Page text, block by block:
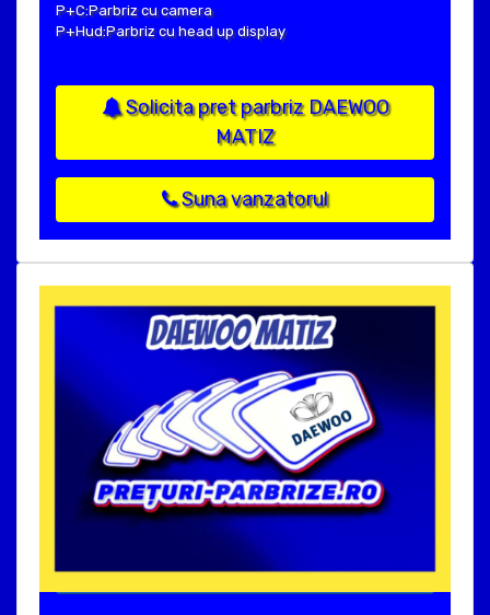
P+C:Parbriz cu camera
P+Hud:Parbriz cu head up display
Solicita pret parbriz DAEWOO
MATIZ
Suna vanzatorul